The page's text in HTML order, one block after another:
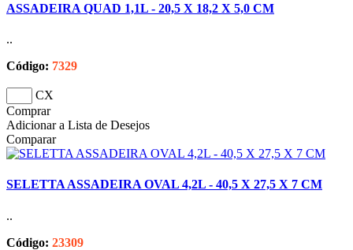
ASSADEIRA QUAD 1,1L - 20,5 X 18,2 X 5,0 CM
..
Código: 7329
CX
Comprar
Adicionar a Lista de Desejos
Comparar
SELETTA ASSADEIRA OVAL 4,2L - 40,5 X 27,5 X 7 CM
..
Código: 23309